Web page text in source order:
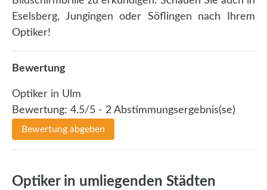
Eselsberg, Jungingen oder Söflingen nach Ihrem
Optiker!
Bewertung
Optiker in Ulm
Bewertung: 4.5/5 - 2 Abstimmungsergebnis(se)
Bewertung abgeben
Optiker in umliegenden Städten